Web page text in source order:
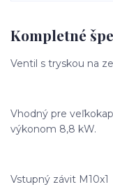
Kompletné
Ventil s tryskou na
Vhodný pre
výkonom 8,8 kW.
Vstupný závit M10x1